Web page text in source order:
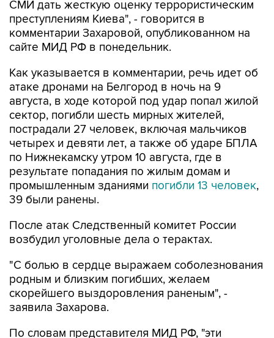
СМИ дать жесткую оценку террористическим
преступлениям Киева", - говорится в
комментарии Захаровой, опубликованном на
сайте МИД РФ в понедельник.
Как указывается в комментарии, речь идет об
атаке дронами на Белгород в ночь на 9
августа, в ходе которой под удар попал жилой
сектор, погибли шесть мирных жителей,
пострадали 27 человек, включая мальчиков
четырех и девяти лет, а также об ударе БПЛА
по Нижнекамску утром 10 августа, где в
результате попадания по жилым домам и
промышленным зданиями погибли 13 человек,
39 были ранены.
После атак Следственный комитет России
возбудил уголовные дела о терактах.
"С болью в сердце выражаем соболезнования
родным и близким погибших, желаем
скорейшего выздоровления раненым", -
заявила Захарова.
По словам представителя МИД РФ, "эти